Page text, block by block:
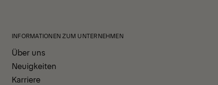
INFORMATIONEN ZUM UNTERNEHMEN
Über uns
Neuigkeiten
Karriere